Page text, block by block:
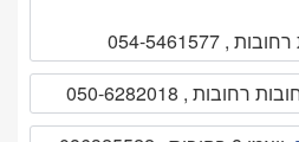
רחובות , 050-6282018